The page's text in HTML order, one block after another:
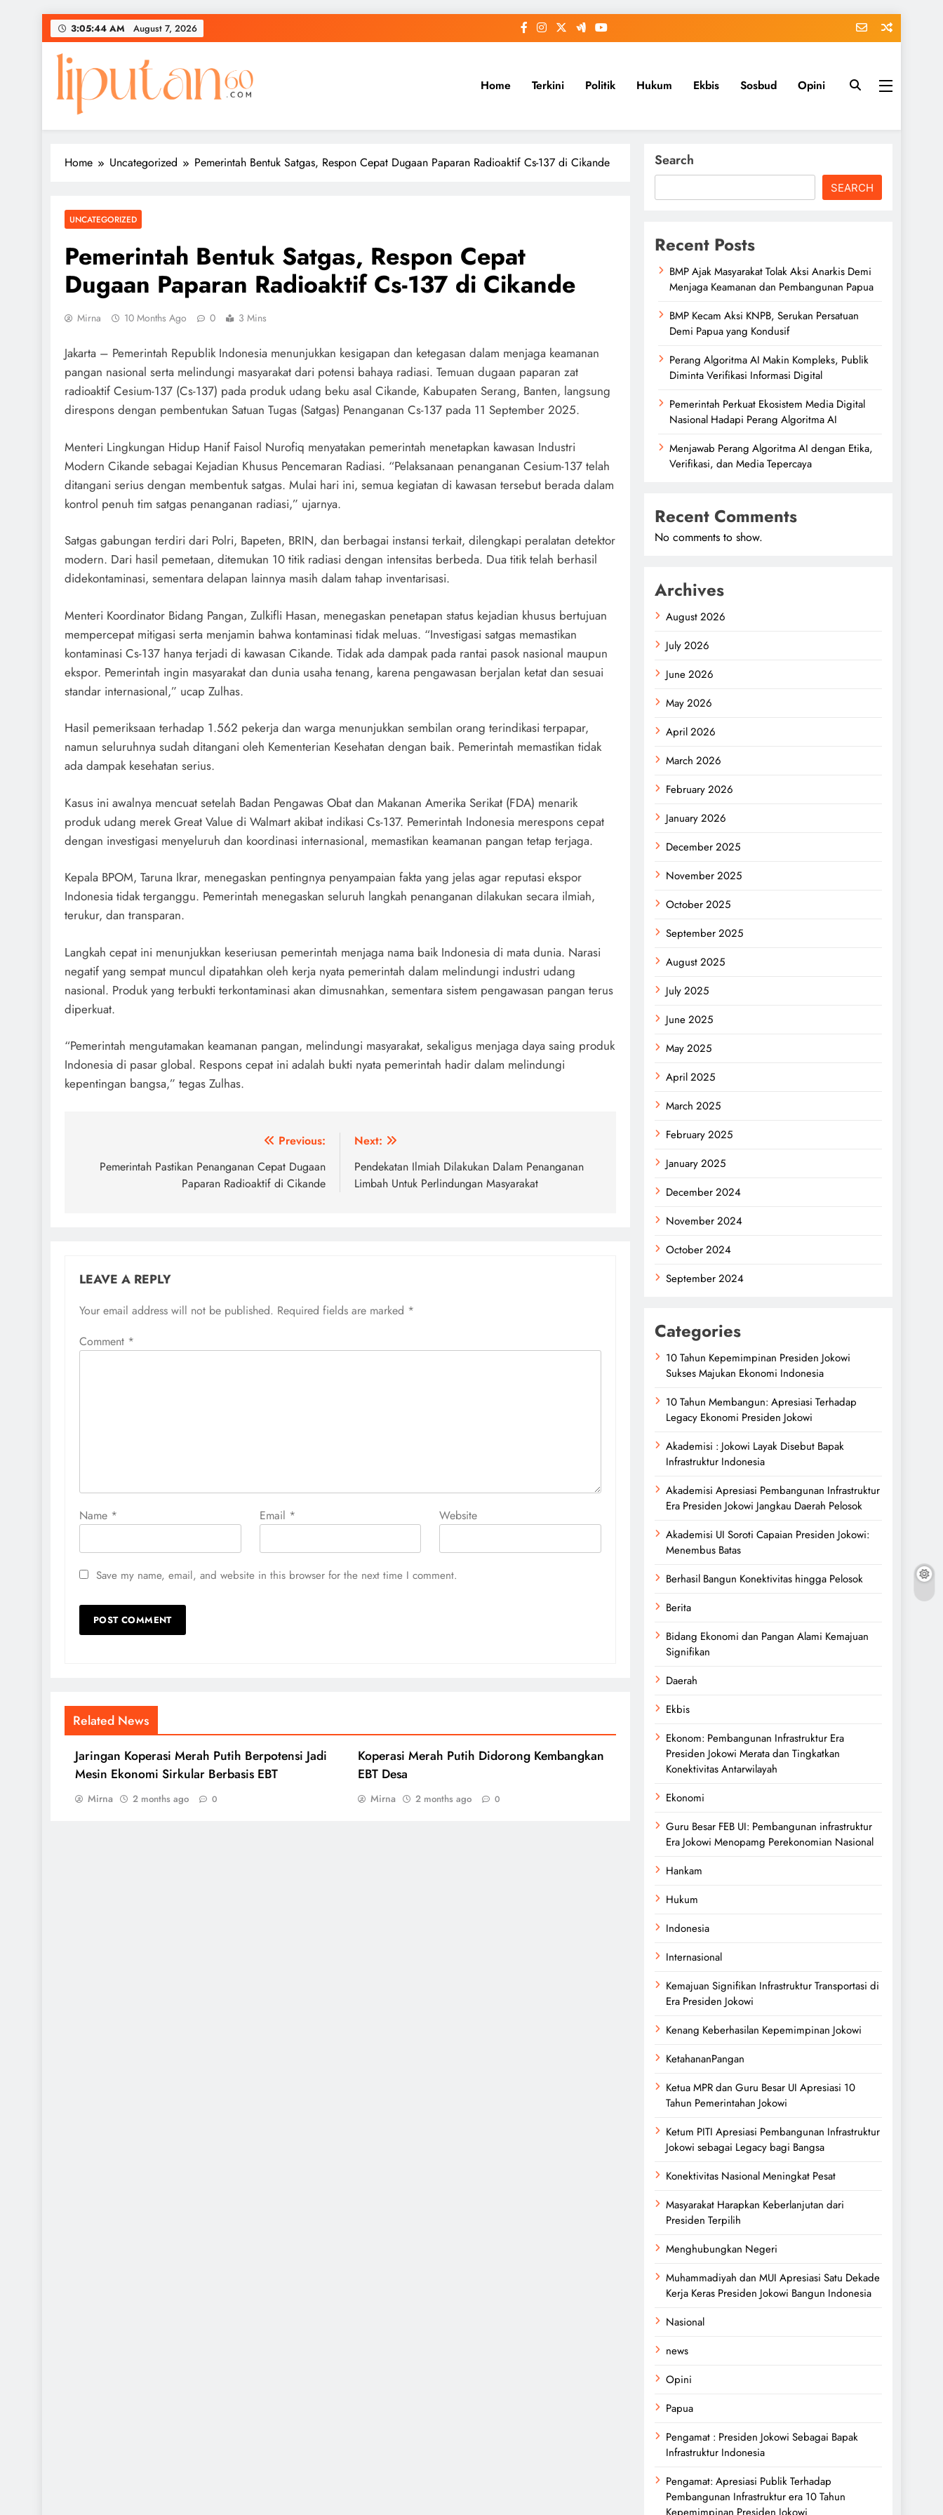
Skip
to
content
3:05:45 AM August 7, 2026
Home Terkini Politik Hukum Ekbis Sosbud Opini
Home Uncategorized Pemerintah Bentuk Satgas, Respon Cepat Dugaan Paparan Radioaktif Cs-137 di Cikande
UNCATEGORIZED
Pemerintah Bentuk Satgas, Respon Cepat
Dugaan Paparan Radioaktif Cs-137 di Cikande
Mirna 10 Months Ago 0 3 Mins
Jakarta – Pemerintah Republik Indonesia menunjukkan kesigapan dan ketegasan dalam menjaga keamanan
pangan nasional serta melindungi masyarakat dari potensi bahaya radiasi. Temuan dugaan paparan zat
radioaktif Cesium-137 (Cs-137) pada produk udang beku asal Cikande, Kabupaten Serang, Banten, langsung
direspons dengan pembentukan Satuan Tugas (Satgas) Penanganan Cs-137 pada 11 September 2025.
Menteri Lingkungan Hidup Hanif Faisol Nurofiq menyatakan pemerintah menetapkan kawasan Industri
Modern Cikande sebagai Kejadian Khusus Pencemaran Radiasi. “Pelaksanaan penanganan Cesium-137 telah
ditangani serius dengan membentuk satgas. Mulai hari ini, semua kegiatan di kawasan tersebut berada dalam
kontrol penuh tim satgas penanganan radiasi,” ujarnya.
Satgas gabungan terdiri dari Polri, Bapeten, BRIN, dan berbagai instansi terkait, dilengkapi peralatan detektor
modern. Dari hasil pemetaan, ditemukan 10 titik radiasi dengan intensitas berbeda. Dua titik telah berhasil
didekontaminasi, sementara delapan lainnya masih dalam tahap inventarisasi.
Menteri Koordinator Bidang Pangan, Zulkifli Hasan, menegaskan penetapan status kejadian khusus bertujuan
mempercepat mitigasi serta menjamin bahwa kontaminasi tidak meluas. “Investigasi satgas memastikan
kontaminasi Cs-137 hanya terjadi di kawasan Cikande. Tidak ada dampak pada rantai pasok nasional maupun
ekspor. Pemerintah ingin masyarakat dan dunia usaha tenang, karena pengawasan berjalan ketat dan sesuai
standar internasional,” ucap Zulhas.
Hasil pemeriksaan terhadap 1.562 pekerja dan warga menunjukkan sembilan orang terindikasi terpapar,
namun seluruhnya sudah ditangani oleh Kementerian Kesehatan dengan baik. Pemerintah memastikan tidak
ada dampak kesehatan serius.
Kasus ini awalnya mencuat setelah Badan Pengawas Obat dan Makanan Amerika Serikat (FDA) menarik
produk udang merek Great Value di Walmart akibat indikasi Cs-137. Pemerintah Indonesia merespons cepat
dengan investigasi menyeluruh dan koordinasi internasional, memastikan keamanan pangan tetap terjaga.
Kepala BPOM, Taruna Ikrar, menegaskan pentingnya penyampaian fakta yang jelas agar reputasi ekspor
Indonesia tidak terganggu. Pemerintah menegaskan seluruh langkah penanganan dilakukan secara ilmiah,
terukur, dan transparan.
Langkah cepat ini menunjukkan keseriusan pemerintah menjaga nama baik Indonesia di mata dunia. Narasi
negatif yang sempat muncul dipatahkan oleh kerja nyata pemerintah dalam melindungi industri udang
nasional. Produk yang terbukti terkontaminasi akan dimusnahkan, sementara sistem pengawasan pangan terus
diperkuat.
“Pemerintah mengutamakan keamanan pangan, melindungi masyarakat, sekaligus menjaga daya saing produk
Indonesia di pasar global. Respons cepat ini adalah bukti nyata pemerintah hadir dalam melindungi
kepentingan bangsa,” tegas Zulhas.
navigation
Previous:
Pemerintah Pastikan Penanganan Cepat Dugaan
Paparan Radioaktif di Cikande
Next:
Pendekatan Ilmiah Dilakukan Dalam Penanganan
Limbah Untuk Perlindungan Masyarakat
LEAVE A REPLY
Your email address will not be published. Required fields are marked *
Comment *
Name * Email * Website
Save my name, email, and website in this browser for the next time I comment.
Related News
Jaringan Koperasi Merah Putih Berpotensi Jadi
Mesin Ekonomi Sirkular Berbasis EBT
Mirna 2 months ago 0
Koperasi Merah Putih Didorong Kembangkan
EBT Desa
Mirna 2 months ago 0
Search
SEARCH
Recent Posts
BMP Ajak Masyarakat Tolak Aksi Anarkis Demi
Menjaga Keamanan dan Pembangunan Papua
BMP Kecam Aksi KNPB, Serukan Persatuan
Demi Papua yang Kondusif
Perang Algoritma AI Makin Kompleks, Publik
Diminta Verifikasi Informasi Digital
Pemerintah Perkuat Ekosistem Media Digital
Nasional Hadapi Perang Algoritma AI
Menjawab Perang Algoritma AI dengan Etika,
Verifikasi, dan Media Tepercaya
Recent Comments
No comments to show.
Archives
August 2026
July 2026
June 2026
May 2026
April 2026
March 2026
February 2026
January 2026
December 2025
November 2025
October 2025
September 2025
August 2025
July 2025
June 2025
May 2025
April 2025
March 2025
February 2025
January 2025
December 2024
November 2024
October 2024
September 2024
Categories
10 Tahun Kepemimpinan Presiden Jokowi
Sukses Majukan Ekonomi Indonesia
10 Tahun Membangun: Apresiasi Terhadap
Legacy Ekonomi Presiden Jokowi
Akademisi : Jokowi Layak Disebut Bapak
Infrastruktur Indonesia
Akademisi Apresiasi Pembangunan Infrastruktur
Era Presiden Jokowi Jangkau Daerah Pelosok
Akademisi UI Soroti Capaian Presiden Jokowi:
Menembus Batas
Berhasil Bangun Konektivitas hingga Pelosok
Berita
Bidang Ekonomi dan Pangan Alami Kemajuan
Signifikan
Daerah
Ekbis
Ekonom: Pembangunan Infrastruktur Era
Presiden Jokowi Merata dan Tingkatkan
Konektivitas Antarwilayah
Ekonomi
Guru Besar FEB UI: Pembangunan infrastruktur
Era Jokowi Menopamg Perekonomian Nasional
Hankam
Hukum
Indonesia
Internasional
Kemajuan Signifikan Infrastruktur Transportasi di
Era Presiden Jokowi
Kenang Keberhasilan Kepemimpinan Jokowi
KetahananPangan
Ketua MPR dan Guru Besar UI Apresiasi 10
Tahun Pemerintahan Jokowi
Ketum PITI Apresiasi Pembangunan Infrastruktur
Jokowi sebagai Legacy bagi Bangsa
Konektivitas Nasional Meningkat Pesat
Masyarakat Harapkan Keberlanjutan dari
Presiden Terpilih
Menghubungkan Negeri
Muhammadiyah dan MUI Apresiasi Satu Dekade
Kerja Keras Presiden Jokowi Bangun Indonesia
Nasional
news
Opini
Papua
Pengamat : Presiden Jokowi Sebagai Bapak
Infrastruktur Indonesia
Pengamat: Apresiasi Publik Terhadap
Pembangunan Infrastruktur era 10 Tahun